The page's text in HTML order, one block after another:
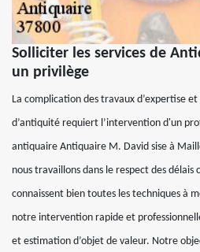
Solliciter les services de
un privilège
La complication des travaux d’expertise
d’antiquité requiert l’intervention d'un
antiquaire Antiquaire M. David sise à
nous travaillons dans le respect des délais
connaissent bien toutes les techniques à
notre intervention rapide et
et estimation d’objet de valeur. Notre